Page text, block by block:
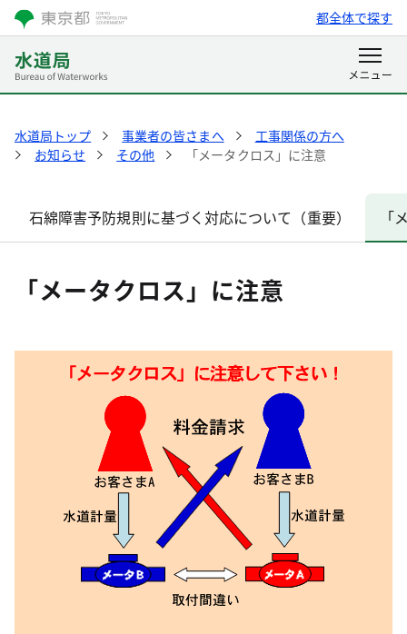
都全体で探す
水道局トップ 事業者の皆さまへ
工事関係の方へ
お知らせ
その他 「メータクロス」に注意
石綿障害予防規則に基づく対応について（重要） 「
「メータクロス」に注意